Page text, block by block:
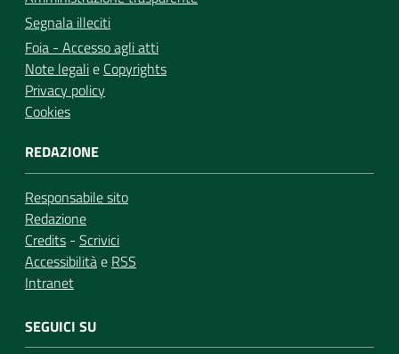
Segnala illeciti
Foia - Accesso agli atti
Note legalie Copyrights
Privacy policy
Cookies
REDAZIONE
Responsabile sito
Redazione
Credits - Scrivici
Accessibilitàe RSS
Intranet
SEGUICI SU